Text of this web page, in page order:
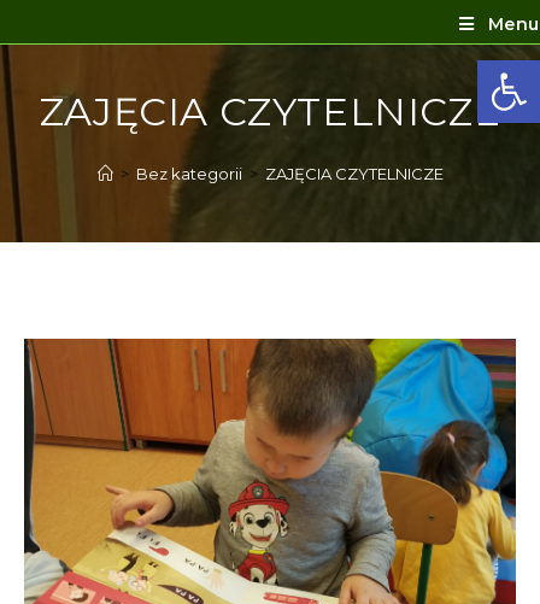
Menu
ZAJĘCIA CZYTELNICZE
> Bez kategorii > ZAJĘCIA CZYTELNICZE